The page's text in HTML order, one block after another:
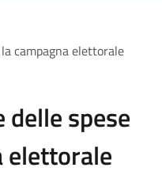
campagna elettorale
delle spese
elettorale